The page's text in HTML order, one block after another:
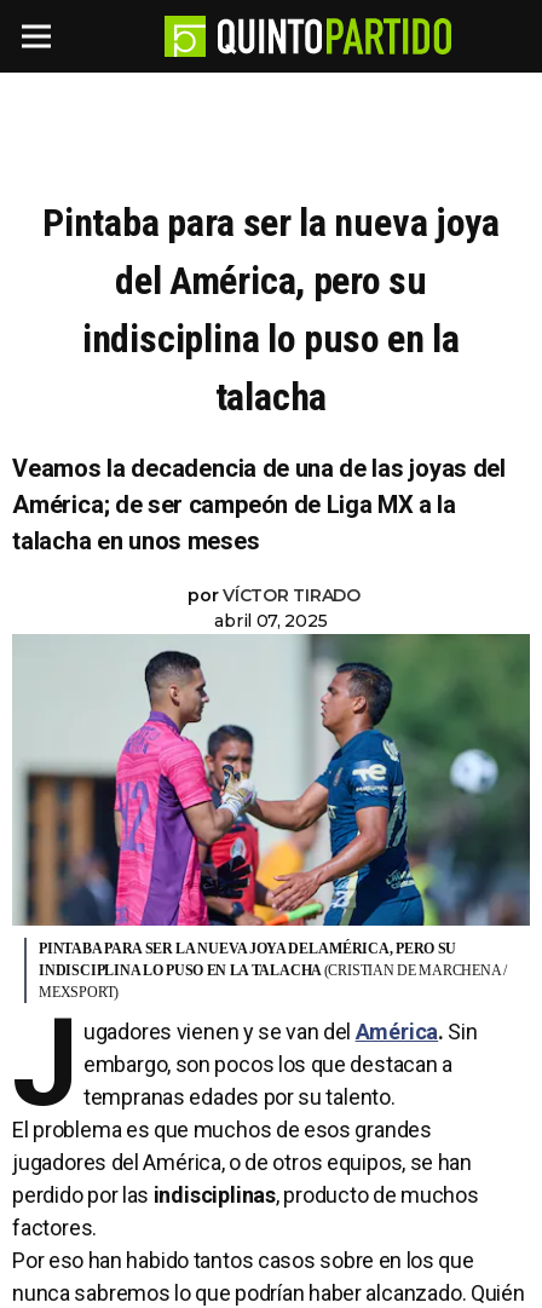
Pintaba para ser la nueva joya
del América, pero su
indisciplina lo puso en la
talacha
Veamos la decadencia de una de las joyas del
América; de ser campeón de Liga MX a la
talacha en unos meses
porVÍCTOR TIRADO
abril 07, 2025
PINTABA PARA SER LA NUEVA JOYA DEL AMÉRICA, PERO SU
INDISCIPLINA LO PUSO EN LA TALACHA(CRISTIAN DE MARCHENA /
MEXSPORT)
J ugadores vienen y se van del América. Sin
embargo, son pocos los que destacan a
tempranas edades por su talento.
El problema es que muchos de esos grandes
jugadores del América, o de otros equipos, se han
perdido por las indisciplinas, producto de muchos
factores.
Por eso han habido tantos casos sobre en los que
nunca sabremos lo que podrían haber alcanzado. Quién